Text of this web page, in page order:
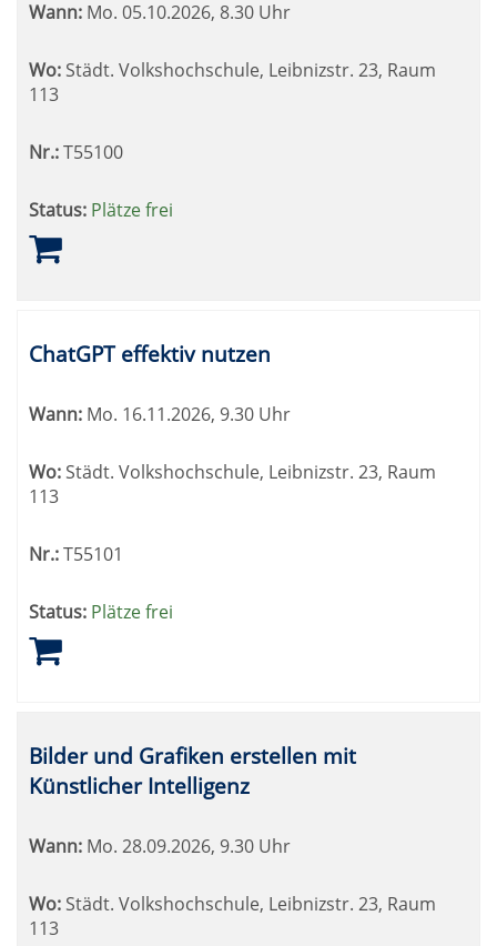
Wann: Mo. 05.10.2026, 8.30 Uhr
Wo: Städt. Volkshochschule, Leibnizstr. 23, Raum
113
Nr.:T55100
Status: Plätze frei
ChatGPT effektiv nutzen
Wann: Mo. 16.11.2026, 9.30 Uhr
Wo:Städt. Volkshochschule, Leibnizstr. 23, Raum
113
Nr.:T55101
Status: Plätze frei
Bilder und Grafiken erstellen mit
Künstlicher Intelligenz
Wann: Mo. 28.09.2026, 9.30 Uhr
Wo: Städt. Volkshochschule, Leibnizstr. 23, Raum
113